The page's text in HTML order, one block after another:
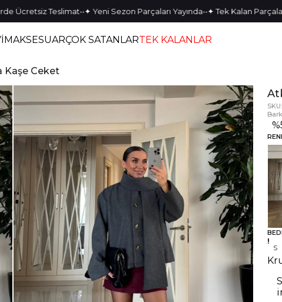
Teslimat••✦ Yeni Sezon Parçaları Yayında••✦ Tek Kalan Parçalarda
AKSESUARÇOK SATANLARTEK KALANLAR
Kaşe Ceket
SKU:
%
S